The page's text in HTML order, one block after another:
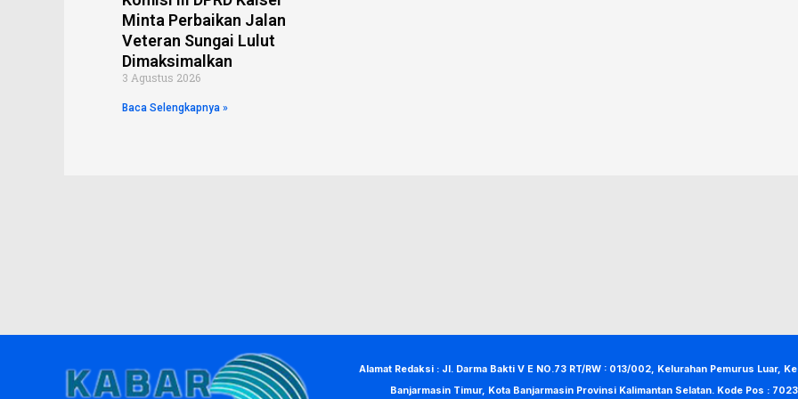
Minta Perbaikan Jalan
Veteran Sungai Lulut
Dimaksimalkan
3 Agustus 2026
Baca Selengkapnya »
Alamat Redaksi : Jl. Darma Bakti V E NO.73 RT/RW : 013/002, Kelurahan Pemurus Luar,
Banjarmasin Timur, Kota Banjarmasin Provinsi Kalimantan Selatan. Kode Pos :